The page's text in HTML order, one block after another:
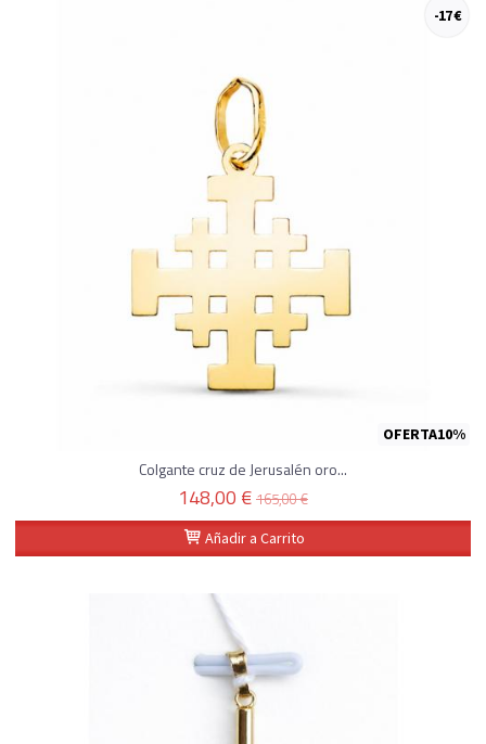
OFERTA10%
-17 €
Colgante cruz de Jerusalén oro...
148,00 € 165,00 €
Añadir a Carrito